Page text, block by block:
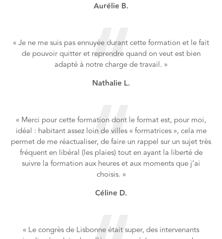
Aurélie B.
« Je ne me suis pas ennuyée durant cette formation et le fait
de pouvoir quitter et reprendre quand on veut est bien
adapté à notre charge de travail. »
Nathalie L.
« Merci pour cette formation dont le format est, pour moi,
idéal : habitant assez loin de villes « formatrices », cela me
permet de me réactualiser, de faire un rappel sur un sujet très
fréquent en libéral (les plaies) tout en ayant la liberté de
suivre la formation aux heures et aux moments que j’ai
choisis. »
Céline D.
« Le congrès de Lisbonne était super, des intervenants